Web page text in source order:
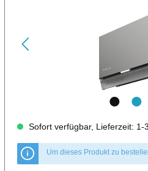
Sofort verfügbar, Lieferzeit: 1-
Um dieses Produkt zu